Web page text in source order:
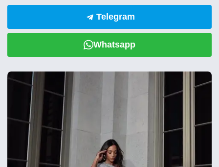
Telegram
Whatsapp